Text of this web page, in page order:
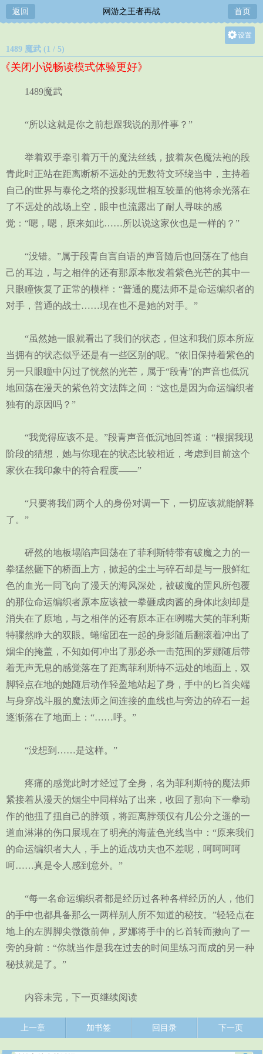
返回 网游之王者再战 首页
设置
1489 魔武 (1 / 5)
《关闭小说畅读模式体验更好》
1489魔武
“所以这就是你之前想跟我说的那件事？”
举着双手牵引着万千的魔法丝线，披着灰色魔法袍的段
青此时正站在距离断桥不远处的无数符文环绕当中，主持着
自己的世界与泰伦之塔的投影现世相互较量的他将余光落在
了不远处的战场上空，眼中也流露出了耐人寻味的感
觉：“嗯，嗯，原来如此……所以说这家伙也是一样的？”
“没错。”属于段青自言自语的声音随后也回荡在了他自
己的耳边，与之相伴的还有那原本散发着紫色光芒的其中一
只眼瞳恢复了正常的模样：“普通的魔法师不是命运编织者的
对手，普通的战士……现在也不是她的对手。”
“虽然她一眼就看出了我们的状态，但这和我们原本所应
当拥有的状态似乎还是有一些区别的呢。”依旧保持着紫色的
另一只眼瞳中闪过了恍然的光芒，属于“段青”的声音也低沉
地回荡在漫天的紫色符文法阵之间：“这也是因为命运编织者
独有的原因吗？”
“我觉得应该不是。”段青声音低沉地回答道：“根据我现
阶段的猜想，她与你现在的状态比较相近，考虑到目前这个
家伙在我印象中的符合程度——”
“只要将我们两个人的身份对调一下，一切应该就能解释
了。”
砰然的地板塌陷声回荡在了菲利斯特带有破魔之力的一
拳猛然砸下的桥面上方，掀起的尘土与碎石却是与一股鲜红
色的血光一同飞向了漫天的海风深处，被破魔的罡风所包覆
的那位命运编织者原本应该被一拳砸成肉酱的身体此刻却是
消失在了原地，与之相伴的还有原本正在咧嘴大笑的菲利斯
特骤然睁大的双眼。蜷缩团在一起的身影随后翻滚着冲出了
烟尘的掩盖，不知如何冲出了那必杀一击范围的罗娜随后带
着无声无息的感觉落在了距离菲利斯特不远处的地面上，双
脚轻点在地的她随后动作轻盈地站起了身，手中的匕首尖端
与身穿战斗服的魔法师之间连接的血线也与旁边的碎石一起
逐渐落在了地面上：“……呼。”
“没想到……是这样。”
疼痛的感觉此时才经过了全身，名为菲利斯特的魔法师
紧接着从漫天的烟尘中同样站了出来，收回了那向下一拳动
作的他扭了扭自己的脖颈，将距离脖颈仅有几公分之遥的一
道血淋淋的伤口展现在了明亮的海蓝色光线当中：“原来我们
的命运编织者大人，手上的近战功夫也不差呢，呵呵呵呵
呵……真是令人感到意外。”
“每一名命运编织者都是经历过各种各样经历的人，他们
的手中也都具备那么一两样别人所不知道的秘技。”轻轻点在
地上的左脚脚尖微微前伸，罗娜将手中的匕首转而撇向了一
旁的身前：“你就当作是我在过去的时间里练习而成的另一种
秘技就是了。”
内容未完，下一页继续阅读
上一章 加书签 回目录 下一页